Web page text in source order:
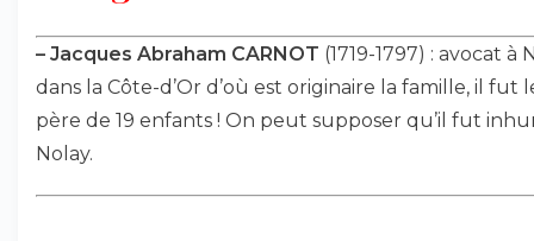
– Jacques Abraham CARNOT (1719-1797) : avocat à
dans la Côte-d’Or d’où est originaire la famille, il fut
père de 19 enfants ! On peut supposer qu’il fut
Nolay.